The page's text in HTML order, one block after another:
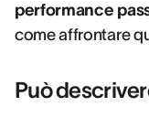
performance
come affrontare
Può